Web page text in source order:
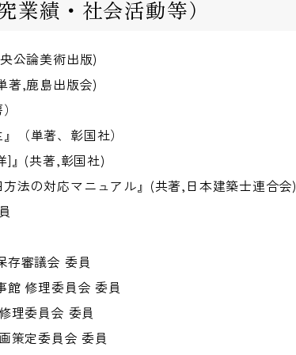
業績・社会活動等）
公論美術出版)
著,鹿島出版会)
（単著、彰国社）
]』(共著,彰国社)
方法の対応マニュアル』(共著,日本建築士連合会)
存審議会 委員
館 修理委員会 委員
理委員会 委員
策定委員会 委員